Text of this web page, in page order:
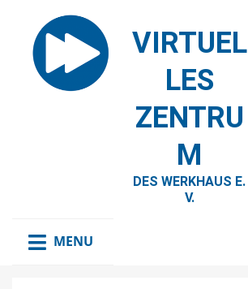
VIRTUEL
LES
ZENTRU
M
DES WERKHAUS E.
V.
MENU